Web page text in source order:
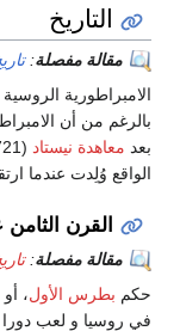
التاريخ
مقالة مفصلة:
الامبراطورية
بالرغم من أن
بعد معاهدة نيستاد
الواقع وُلِدت عندما
القرن
مقالة مفصلة:تاريخ
حكم بطرس الأول
في روسيا و لعب دورا